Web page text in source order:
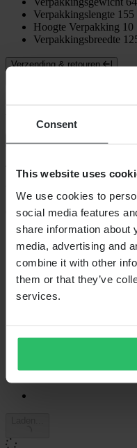
Consent
This website uses
We use cookies to
social media features
share information about
media, advertising and
combine it with other
them or that they’ve
services.
Verpakkingslengte 155
Hoogte Verpakking 10
Verpakkingsbreedte
Verzending & retouren
Gebaseerd op 67
5
50
4
3
3
1